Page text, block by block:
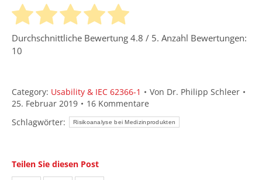
Durchschnittliche Bewertung 4.8 / 5. Anzahl Bewertungen:
10
Category: Usability & IEC 62366-1 Von Dr. Philipp Schleer
25. Februar 2019
16 Kommentare
Schlagwörter:
Risikoanalyse bei Medizinprodukten
Teilen Sie diesen Post